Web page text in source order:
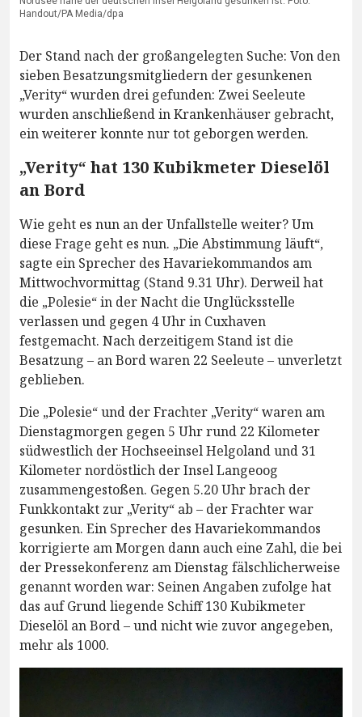
Handout/PA Media/dpa
Der Stand nach der großangelegten Suche: Von den
sieben Besatzungsmitgliedern der gesunkenen
„Verity“ wurden drei gefunden: Zwei Seeleute
wurden anschließend in Krankenhäuser gebracht,
ein weiterer konnte nur tot geborgen werden.
„Verity“ hat 130 Kubikmeter Dieselöl
an Bord
Wie geht es nun an der Unfallstelle weiter? Um
diese Frage geht es nun. „Die Abstimmung läuft“,
sagte ein Sprecher des Havariekommandos am
Mittwochvormittag (Stand 9.31 Uhr). Derweil hat
die „Polesie“ in der Nacht die Unglücksstelle
verlassen und gegen 4 Uhr in Cuxhaven
festgemacht. Nach derzeitigem Stand ist die
Besatzung – an Bord waren 22 Seeleute – unverletzt
geblieben.
Die „Polesie“ und der Frachter „Verity“ waren am
Dienstagmorgen gegen 5 Uhr rund 22 Kilometer
südwestlich der Hochseeinsel Helgoland und 31
Kilometer nordöstlich der Insel Langeoog
zusammengestoßen. Gegen 5.20 Uhr brach der
Funkkontakt zur „Verity“ ab – der Frachter war
gesunken. Ein Sprecher des Havariekommandos
korrigierte am Morgen dann auch eine Zahl, die bei
der Pressekonferenz am Dienstag fälschlicherweise
genannt worden war: Seinen Angaben zufolge hat
das auf Grund liegende Schiff 130 Kubikmeter
Dieselöl an Bord – und nicht wie zuvor angegeben,
mehr als 1000.